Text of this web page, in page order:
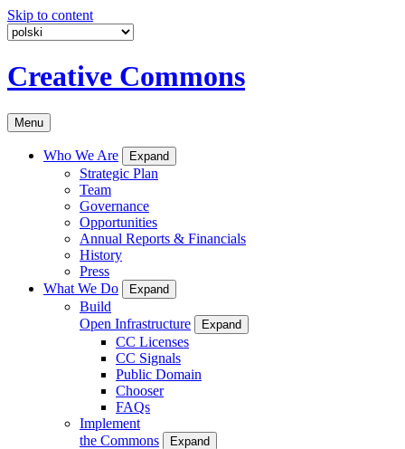
Skip to content
Creative Commons
Menu
Who We Are Expand
Strategic Plan
Team
Governance
Opportunities
Annual Reports & Financials
History
Press
What We Do
Expand
Build
Open Infrastructure
Expand
CC Licenses
CC Signals
Public Domain
Chooser
FAQs
Implement
the Commons
Expand